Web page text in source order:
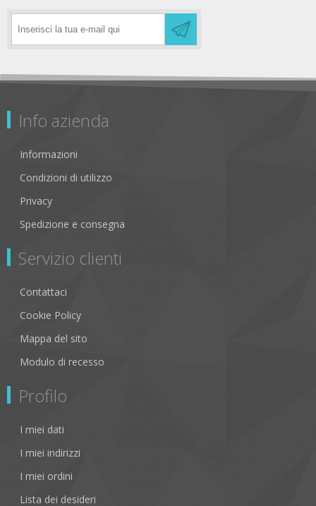
Info azienda
Informazioni
Condizioni di utilizzo
Privacy
Spedizione e consegna
Servizio clienti
Contattaci
Cookie Policy
Mappa del sito
Modulo di recesso
Profilo
I miei dati
I miei indirizzi
I miei ordini
Lista dei desideri